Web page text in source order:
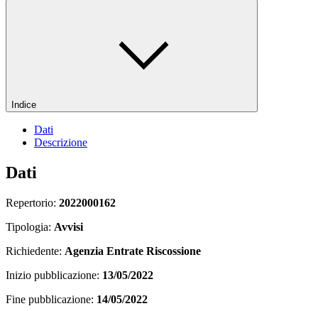
Indice
Dati
Descrizione
Dati
Repertorio: 2022000162
Tipologia: Avvisi
Richiedente: Agenzia Entrate Riscossione
Inizio pubblicazione: 13/05/2022
Fine pubblicazione: 14/05/2022